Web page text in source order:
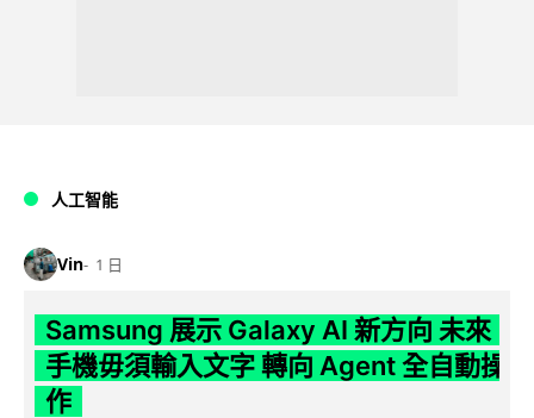
人工智能
Vin 1 日
Samsung 展示 Galaxy AI 新方向 未來
手機毋須輸入文字 轉向 Agent 全自動操
作